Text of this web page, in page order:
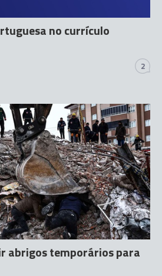
no currículo
2
abrigos temporários para